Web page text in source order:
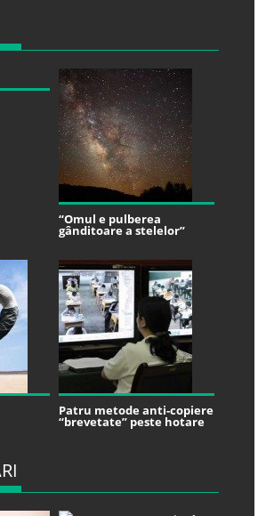
“Omul e pulberea
gânditoare a stelelor”
Patru metode anti-copiere
“brevetate” peste hotare